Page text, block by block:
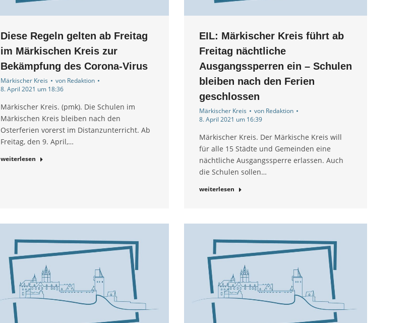
Diese Regeln gelten ab Freitag
im Märkischen Kreis zur
Bekämpfung des Corona-Virus
Märkischer Kreis von Redaktion
8. April 2021 um 18:36
Märkischer Kreis. (pmk). Die Schulen im
Märkischen Kreis bleiben nach den
Osterferien vorerst im Distanzunterricht. Ab
Freitag, den 9. April,…
weiterlesen
EIL: Märkischer Kreis führt ab
Freitag nächtliche
Ausgangssperren ein – Schulen
bleiben nach den Ferien
geschlossen
Märkischer Kreis von Redaktion
8. April 2021 um 16:39
Märkischer Kreis. Der Märkische Kreis will
für alle 15 Städte und Gemeinden eine
nächtliche Ausgangssperre erlassen. Auch
die Schulen sollen…
weiterlesen